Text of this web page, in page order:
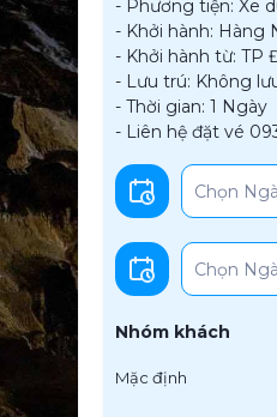
- Phương tiện: Xe
- Khởi hành: Hàng
- Khởi hành từ: TP
- Lưu trú: Không
- Thời gian: 1 Ngày
- Liên hệ đặt vé
Nhóm khách
Mặc định